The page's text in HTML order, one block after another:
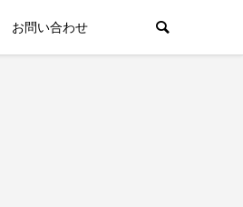
お問い合わせ